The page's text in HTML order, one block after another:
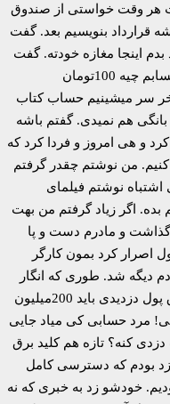
هر وقت خواستی از صندوق
قرارداد بنویسیم بعد. گفت
بدم اینجا مغازه خودته. گفت
فقط مثل پارسال نقدی میگیری نزن به حسابم چیه 100تومان
بگیر آخر سر میشینیم حساب کتاب
هم نمیدی. گفتم باشه
و هی امروز و فردا کرد که
کنیم. من نوشتم چقدر گرفتم
اشتباه نوشتم فیلمای
اگر زیاد گرفتم من بهت
گذاشت و مادرم دست و پا
اصرار کرد بمون کارگر
دیگه شد. طوری که انگار
اینو نمی‌شناختم. گفت تو دزدی از صندوق پول دزدیدی باید 200میلیون
چی! مرد حسابی کی میاد جایی
کنه؟ تازه هم کلید برق
بودم که دسترسی کامل
خودشو زد به خبری که نه